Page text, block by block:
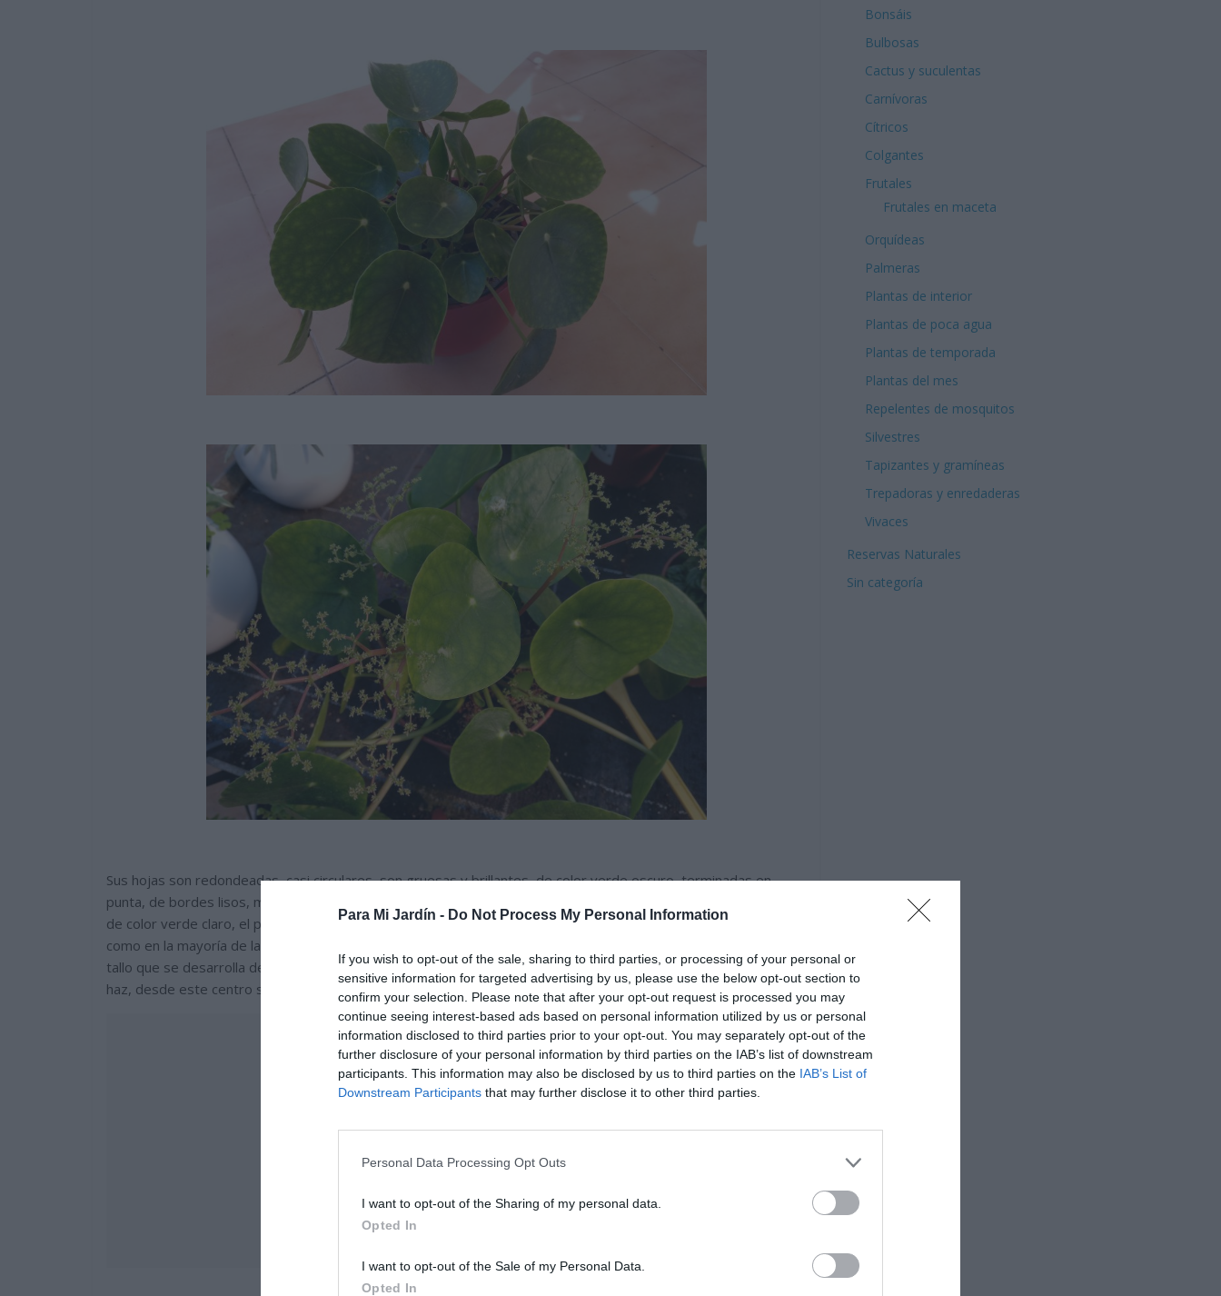
Para Mi Jardín - Do Not Process My Personal Information
If you wish to opt-out of the sale, sharing to third parties, or processing of your personal or
sensitive information for targeted advertising by us, please use the below opt-out section to
confirm your selection. Please note that after your opt-out request is processed you may
continue seeing interest-based ads based on personal information utilized by us or personal
information disclosed to third parties prior to your opt-out. You may separately opt-out of the
further disclosure of your personal information by third parties on the IAB’s list of downstream
participants. This information may also be disclosed by us to third parties on the IAB’s List of
Downstream Participants that may further disclose it to other third parties.
Personal Data Processing Opt Outs
I want to opt-out of the Sharing of my personal data.
Opted In
I want to opt-out of the Sale of my Personal Data.
Opted In
Sus hojas son redondeadas, casi circulares, son gruesas y brillantes, de color verde oscuro terminadas en
punta, de bordes lisos, muy decorativas. Nacen en el extremo de un largo tallo o peciolo redondeado y grueso
de color verde claro, el peciolo esta unido a la hoja prácticamente en su punto medio, no en la base de la hoja
como en la mayoría de las plantas. Las hojas crecen directamente desde el centro de la planta unidas a un largo
tallo que se desarrolla desde la base. El centro de la hoja donde se une al tallo, es de color verde claro en el
haz, desde este centro se desarrollan nervaduras arqueadas que dibujan el haz de la hoja.
Bonsáis
Bulbosas
Cactus y suculentas
Carnívoras
Cítricos
Colgantes
Frutales
Frutales en maceta
Orquídeas
Palmeras
Plantas de interior
Plantas de poca agua
Plantas de temporada
Plantas del mes
Repelentes de mosquitos
Silvestres
Tapizantes y gramíneas
Trepadoras y enredaderas
Vivaces
Reservas Naturales
Sin categoría